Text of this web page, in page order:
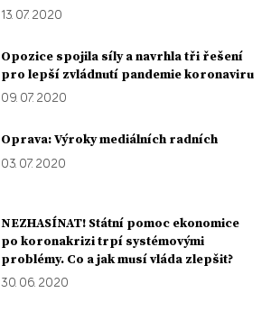
13. 07. 2020
Opozice spojila síly a navrhla tři řešení
pro lepší zvládnutí pandemie koronaviru
09. 07. 2020
Oprava: Výroky mediálních radních
03. 07. 2020
NEZHASÍNAT! Státní pomoc ekonomice
po koronakrizi trpí systémovými
problémy. Co a jak musí vláda zlepšit?
30. 06. 2020